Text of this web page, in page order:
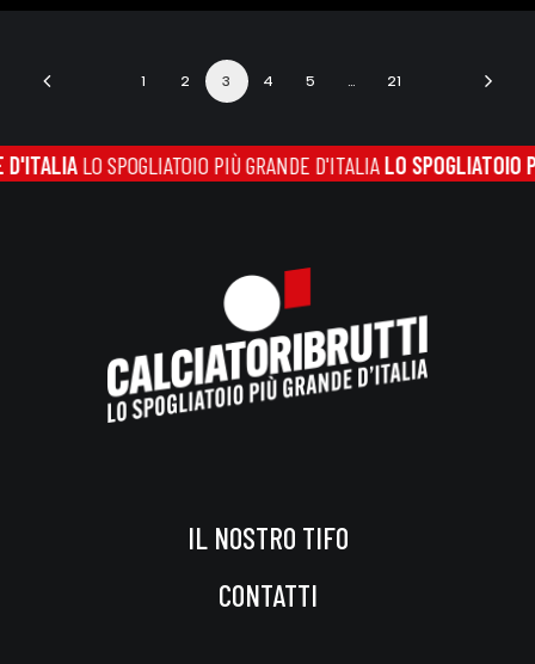
1 2 3 4 5 21
PIÙ GRANDE D'ITALIALO SPOGLIATOIO PIÙ GRANDE
IL NOSTRO TIFO
CONTATTI